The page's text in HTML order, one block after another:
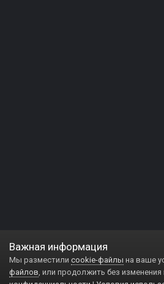
Важная информация
Мы разместили cookie-файлы на ваше
файлов, или продолжить без